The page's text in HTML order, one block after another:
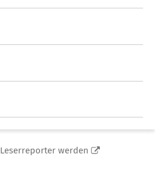
Leserreporter werden